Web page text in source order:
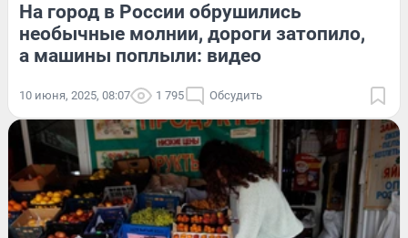
На город в России обрушились
необычные молнии, дороги затопило,
а машины поплыли: видео
10 июня, 2025, 08:07 1 795 Обсудить